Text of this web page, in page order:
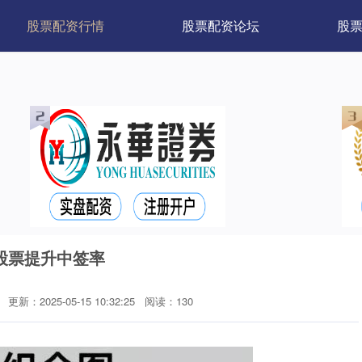
股票配资行情 股票配资论坛 股
票提升中签率
更新：2025-05-15 10:32:25 阅读：130